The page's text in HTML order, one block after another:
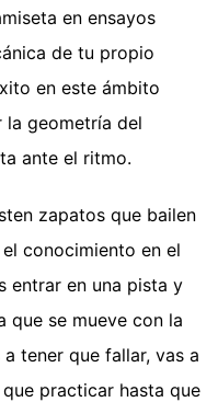
en ensayos
de tu propio
en este ámbito
la geometría del
ante el ritmo.
zapatos que bailen
conocimiento en el
entrar en una pista y
que se mueve con la
tener que fallar, vas a
practicar hasta que